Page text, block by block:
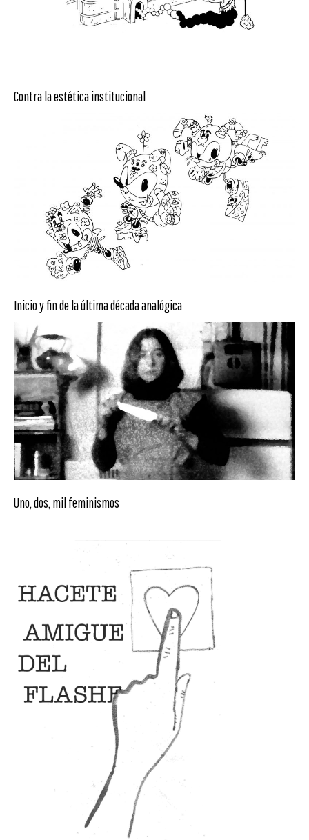
Contra la estética institucional
Inicio y fin de la última década analógica
Uno, dos, mil feminismos